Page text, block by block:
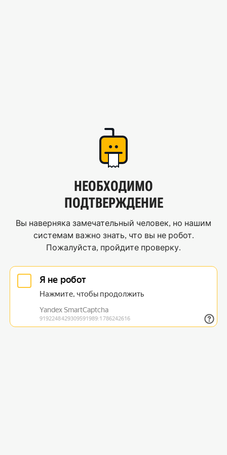
НЕОБХОДИМО
ПОДТВЕРЖДЕНИЕ
Вы наверняка замечательный человек, но нашим
системам важно знать, что вы не робот.
Пожалуйста, пройдите проверку.